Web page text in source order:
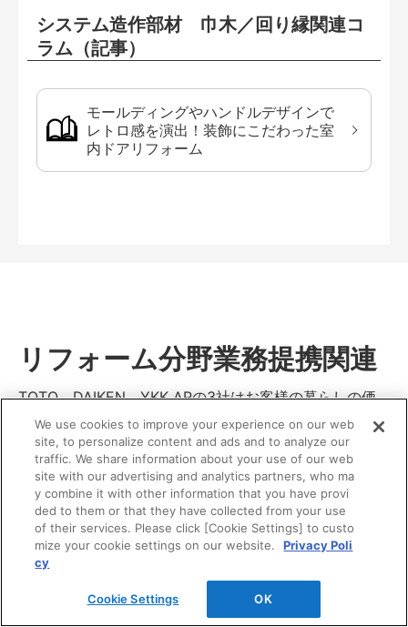
システム造作部材 巾木／回り縁関連コ
ラム（記事）
モールディングやハンドルデザインで
レトロ感を演出！装飾にこだわった室
内ドアリフォーム
リフォーム分野業務提携関連
TOTO、DAIKEN、YKK APの3社はお客様の暮らしの価
値向上を目指して、リモデル分野で2002年から業務提携
しています。
We use cookies to improve your experience on our web
site, to personalize content and ads and to analyze our
traffic. We share information about your use of our web
site with our advertising and analytics partners, who ma
y combine it with other information that you have provi
ded to them or that they have collected from your use
of their services. Please click [Cookie Settings] to custo
mize your cookie settings on our website.
Privacy Poli
cy
Cookie Settings OK